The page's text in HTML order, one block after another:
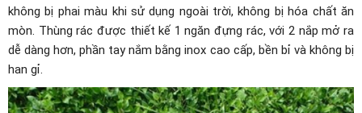
không bị phai màu khi sử dụng ngoài trời, không bị hóa chất ăn
mòn. Thùng rác được thiết kế 1 ngăn đựng rác, với 2 nắp mở ra
dễ dàng hơn, phần tay nắm bằng inox cao cấp, bền bỉ và không bị
han gỉ.